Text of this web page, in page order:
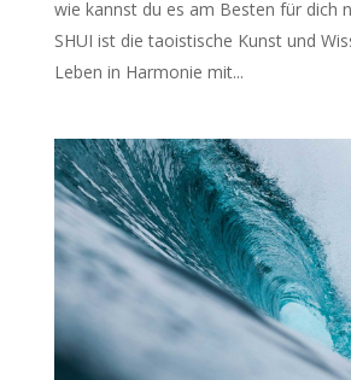
wie kannst du es am Besten für dich
SHUI ist die taoistische Kunst und
Leben in Harmonie mit...